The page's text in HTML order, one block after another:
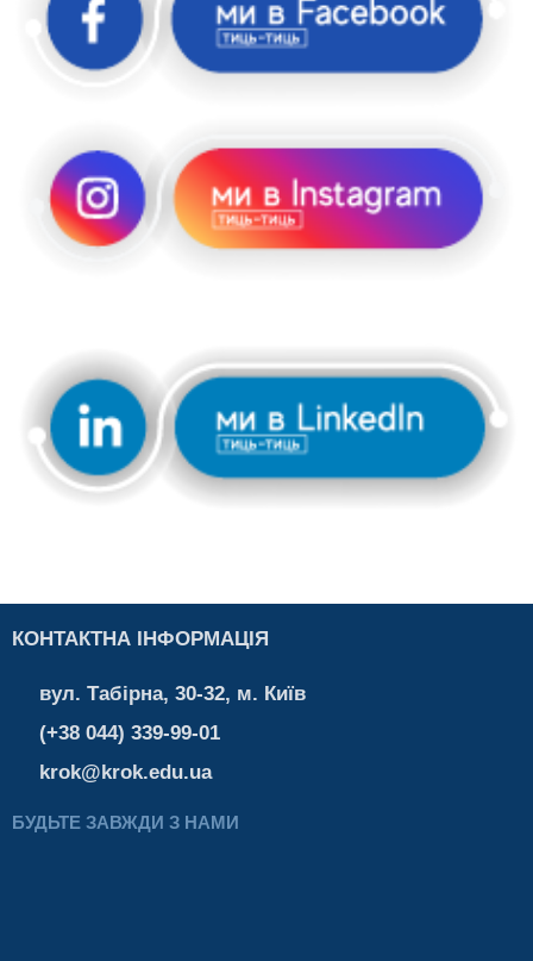
КОНТАКТНА ІНФОРМАЦІЯ
вул. Табірна, 30-32, м. Київ
(+38 044) 339-99-01
krok@krok.edu.ua
БУДЬТЕ ЗАВЖДИ З НАМИ